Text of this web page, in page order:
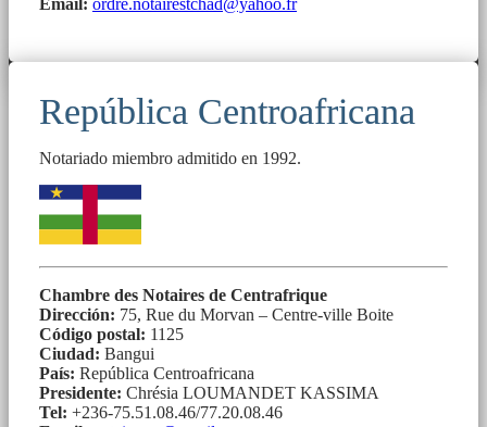
Email: ordre.notairestchad@yahoo.fr
República Centroafricana
Notariado miembro admitido en 1992.
Chambre des Notaires de Centrafrique
Dirección: 75, Rue du Morvan – Centre-ville Boite
Código postal: 1125
Ciudad: Bangui
País: República Centroafricana
Presidente: Chrésia LOUMANDET KASSIMA
Tel: +236-75.51.08.46/77.20.08.46